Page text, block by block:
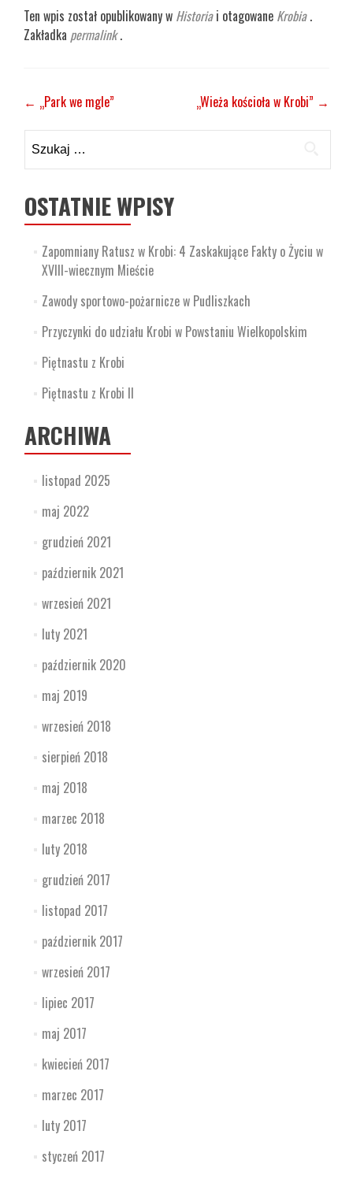
Ten wpis został opublikowany w Historiai otagowane Krobia.
Zakładka permalink.
Zobacz
wpisy
← „Park we mgle” „Wieża kościoła w Krobi” →
OSTATNIE WPISY
Zapomniany Ratusz w Krobi: 4 Zaskakujące Fakty o Życiu w
XVIII-wiecznym Mieście
Zawody sportowo-pożarnicze w Pudliszkach
Przyczynki do udziału Krobi w Powstaniu Wielkopolskim
Piętnastu z Krobi
Piętnastu z Krobi II
ARCHIWA
listopad 2025
maj 2022
grudzień 2021
październik 2021
wrzesień 2021
luty 2021
październik 2020
maj 2019
wrzesień 2018
sierpień 2018
maj 2018
marzec 2018
luty 2018
grudzień 2017
listopad 2017
październik 2017
wrzesień 2017
lipiec 2017
maj 2017
kwiecień 2017
marzec 2017
luty 2017
styczeń 2017